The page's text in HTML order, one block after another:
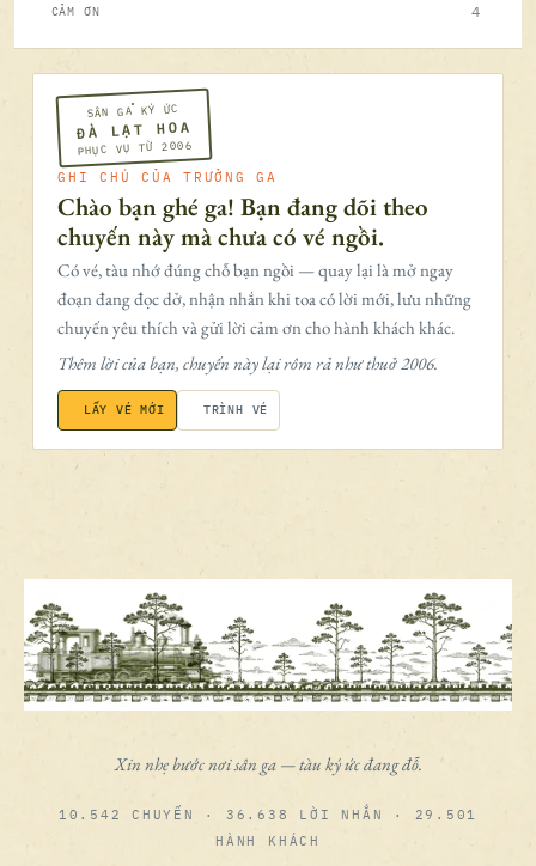
CẢM ƠN 4
SÂN GA KÝ ỨC
ĐÀ LẠT HOA
PHỤC VỤ TỪ 2006
GHI CHÚ CỦA TRƯỞNG GA
Chào bạn ghé ga! Bạn đang dõi theo
chuyến này mà chưa có vé ngồi.
Có vé, tàu nhớ đúng chỗ bạn ngồi — quay lại là mở ngay
đoạn đang đọc dở, nhận nhắn khi toa có lời mới, lưu những
chuyến yêu thích và gửi lời cảm ơn cho hành khách khác.
Thêm lời của bạn, chuyến này lại rôm rả như thuở 2006.
LẤY VÉ MỚI TRÌNH VÉ
Xin nhẹ bước nơi sân ga — tàu ký ức đang đỗ.
10.542 CHUYẾN · 36.638 LỜI NHẮN · 29.501
HÀNH KHÁCH